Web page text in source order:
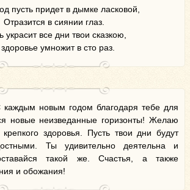
пусть придет в дымке ласковой,
Отразится в сиянии глаз.
украсит все дни твои сказкою,
умножит в сто раз.
новым годом благодаря тебе для
новые неизведанные горизонты! Желаю
здоровья. Пусть твои дни будут
Ты удивительно деятельна и
такой же. Счастья, а также
и обожания!